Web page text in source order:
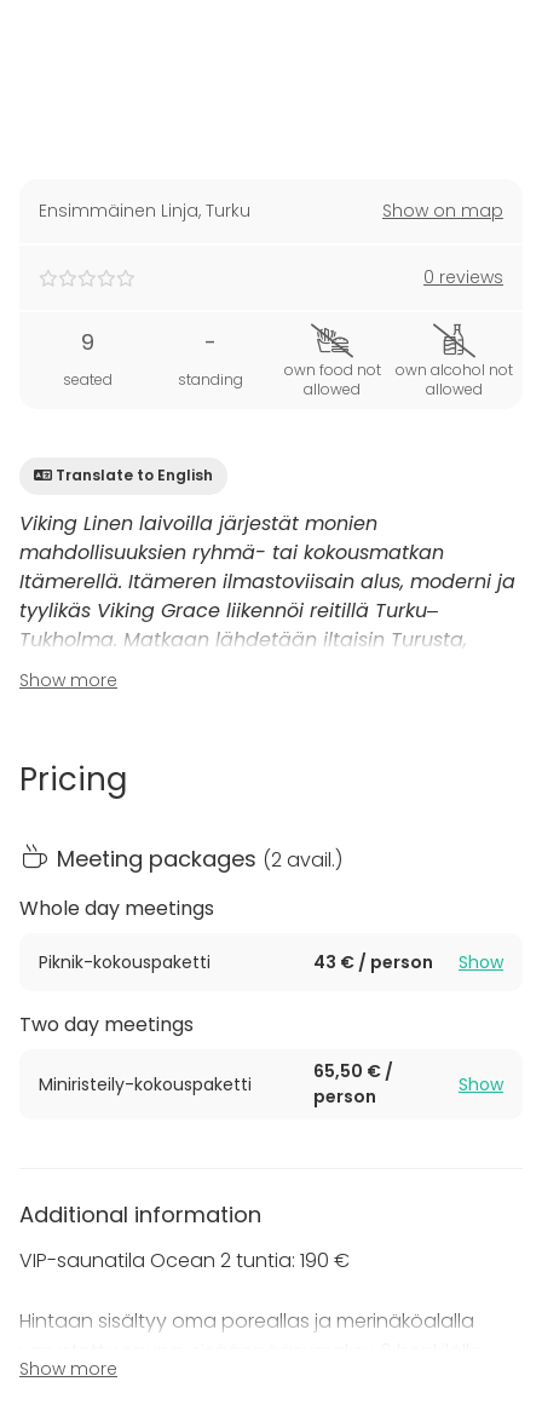
Ensimmäinen Linja, Turku Show on map
0 reviews
9
seated
-
standing
own food not
allowed
own alcohol not
allowed
Translate to English
Viking Linen laivoilla järjestät monien
mahdollisuuksien ryhmä- tai kokousmatkan
Itämerellä. Itämeren ilmastoviisain alus, moderni ja
tyylikäs Viking Grace liikennöi reitillä Turku‒
Tukholma. Matkaan lähdetään iltaisin Turusta,
minne palataan seuraavana iltana!
näkymät saaristoon. Osastolla on kaksi VIP-
Upea paikka järjestää esimerkiksi tiimin tai
kaveriporukan saunailta tai polttarit!
oma sauna ja poreallas. Vuokra oikeuttaa
lumiluolaan.
Viking Gracen kylpyläosasto soveltuu erinomaisesti
myös rentoutumiseen intensiivisen työ- ja
mielellään tilaisuutenne suunnittelussa!
Show more
Pricing
Meeting packages (2 avail.)
Whole day meetings
Piknik-kokouspaketti 43 € / person Show
Two day meetings
Miniristeily-kokouspaketti
65,50 € /
person
Show
Additional information
VIP-saunatila Ocean 2 tuntia: 190 €
Hintaan sisältyy oma poreallas ja merinäköalalla
sekä pullo kuohuviiniä. Tilassa on oma WC. Henkilöt 7-
Show more